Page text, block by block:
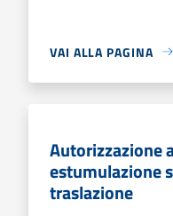
VAI ALLA PAGINA
Autorizzazione
estumulazione
traslazione